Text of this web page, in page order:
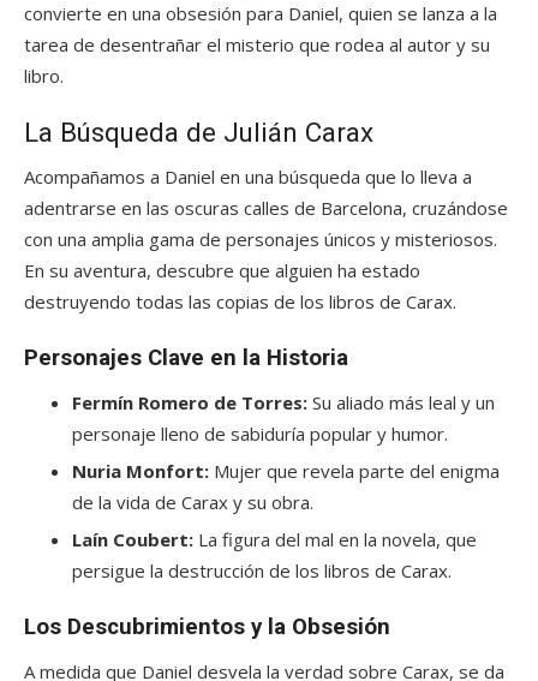
convierte en una obsesión para Daniel, quien se lanza a la
tarea de desentrañar el misterio que rodea al autor y su
libro.
La Búsqueda de Julián Carax
Acompañamos a Daniel en una búsqueda que lo lleva a
adentrarse en las oscuras calles de Barcelona, cruzándose
con una amplia gama de personajes únicos y misteriosos.
En su aventura, descubre que alguien ha estado
destruyendo todas las copias de los libros de Carax.
Personajes Clave en la Historia
Fermín Romero de Torres: Su aliado más leal y un
personaje lleno de sabiduría popular y humor.
Nuria Monfort: Mujer que revela parte del enigma
de la vida de Carax y su obra.
Laín Coubert: La figura del mal en la novela, que
persigue la destrucción de los libros de Carax.
Los Descubrimientos y la Obsesión
A medida que Daniel desvela la verdad sobre Carax, se da